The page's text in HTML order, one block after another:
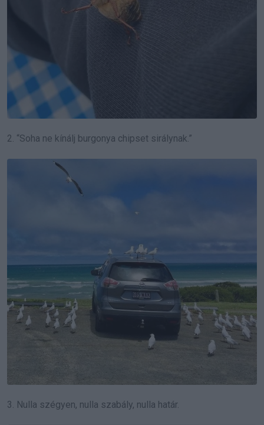
2. “Soha ne kínálj burgonya chipset sirálynak.”
3. Nulla szégyen, nulla szabály, nulla határ.